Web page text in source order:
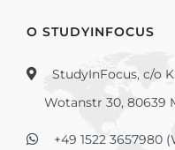
О STUDYINFOCUS
StudyInFocus, c/o
Wotanstr 30, 80639
+49 1522 3657980